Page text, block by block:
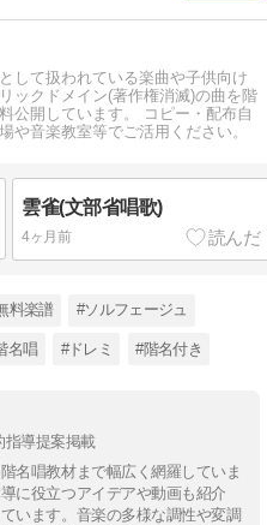
して扱われている楽曲や子供向け
ックドメイン(著作権消滅)の曲を階
公開しています。 コピー・配布自
や音楽教室等でご活用ください。
雲雀(文部省唱歌)
4ヶ月前
料楽譜 #ソルフェージュ
名唱 #ドレミ #階名付き
指導提案掲載
名唱教材まで幅広く網羅していま
に役立つアイデアや動画も紹介
います。音楽の多様な調性や変調